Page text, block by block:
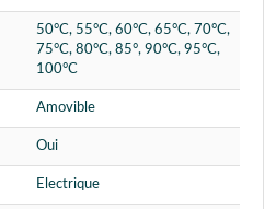
50°C, 55°C, 60°C, 65°C, 70°C,
75°C, 80°C, 85°, 90°C, 95°C,
100°C
Amovible
Oui
Electrique